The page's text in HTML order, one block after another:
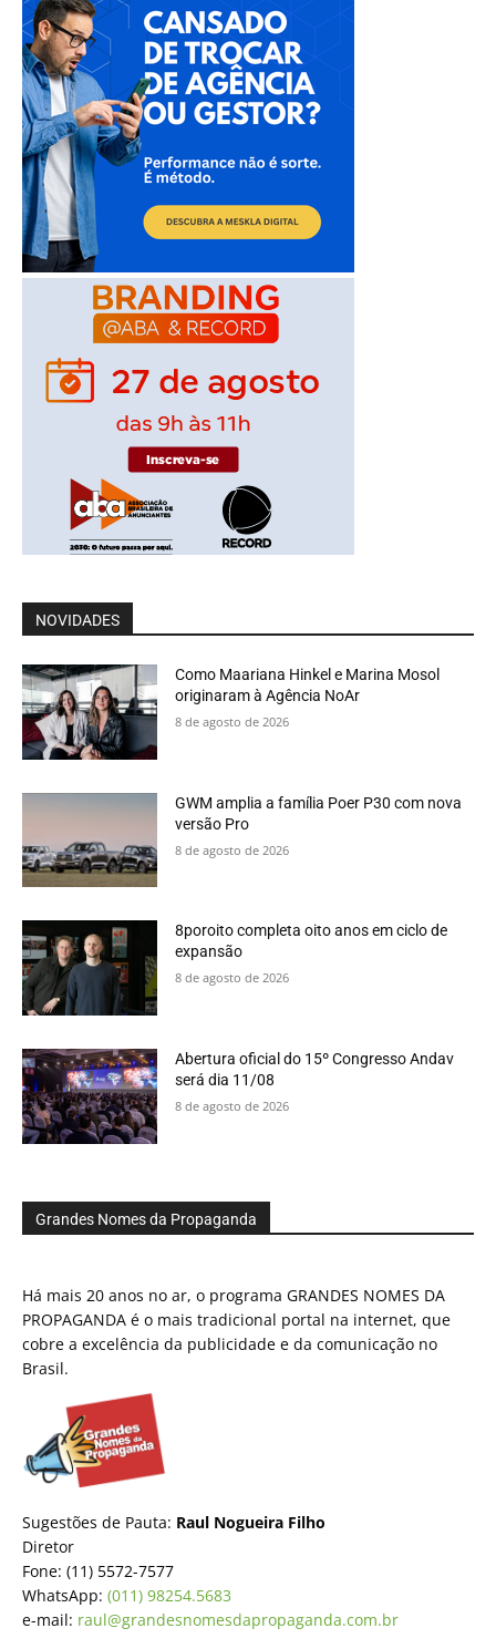
NOVIDADES
Como Maariana Hinkel e Marina Mosol
originaram à Agência NoAr
8 de agosto de 2026
GWM amplia a família Poer P30 com nova
versão Pro
8 de agosto de 2026
8poroito completa oito anos em ciclo de
expansão
8 de agosto de 2026
Abertura oficial do 15º Congresso Andav
será dia 11/08
8 de agosto de 2026
Grandes Nomes da Propaganda
Há mais 20 anos no ar, o programa GRANDES NOMES DA
PROPAGANDA é o mais tradicional portal na internet, que
cobre a excelência da publicidade e da comunicação no
Brasil.
Sugestões de Pauta: Raul Nogueira Filho
Diretor
Fone: (11) 5572-7577
WhatsApp: (011) 98254.5683
e-mail: raul@grandesnomesdapropaganda.com.br